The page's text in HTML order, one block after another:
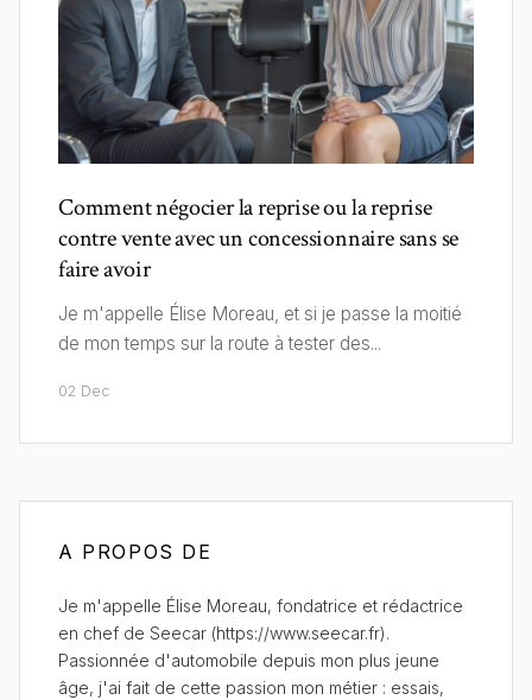
Comment négocier la reprise ou la reprise
contre vente avec un concessionnaire sans se
faire avoir
Je m'appelle Élise Moreau, et si je passe la moitié
de mon temps sur la route à tester des...
02 Dec
A PROPOS DE
Je m'appelle Élise Moreau, fondatrice et rédactrice
en chef de Seecar (https://www.seecar.fr).
Passionnée d'automobile depuis mon plus jeune
âge, j'ai fait de cette passion mon métier : essais,